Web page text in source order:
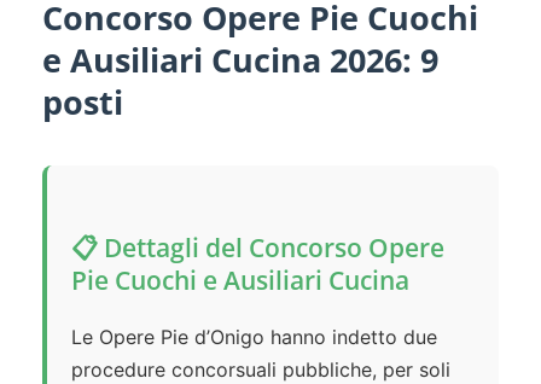
Concorso Opere Pie Cuochi
e Ausiliari Cucina 2026: 9
posti
📋 Dettagli del Concorso Opere
Pie Cuochi e Ausiliari Cucina
Le Opere Pie d’Onigo hanno indetto due
procedure concorsuali pubbliche, per soli